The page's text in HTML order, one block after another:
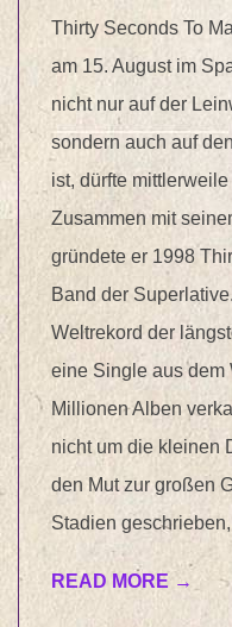
Thirty Seconds To
am 15. August im
nicht nur auf der
sondern auch auf
ist, dürfte
Zusammen mit
gründete er 1998
Band der
Weltrekord der
eine Single aus dem
Millionen Alben
nicht um die kleinen
den Mut zur großen
Stadien
READ MORE →